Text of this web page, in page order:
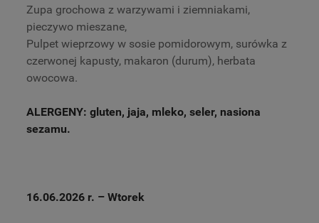
Zupa grochowa z warzywami i ziemniakami,
pieczywo mieszane,
Pulpet wieprzowy w sosie pomidorowym, surówka z
czerwonej kapusty, makaron (durum), herbata
owocowa.
ALERGENY: gluten, jaja, mleko, seler, nasiona
sezamu.
16.06.2026 r. – Wtorek